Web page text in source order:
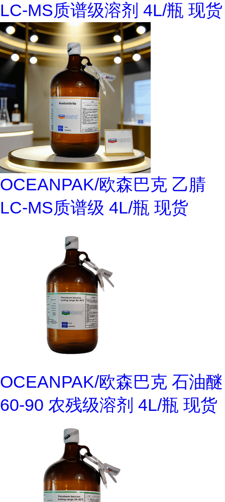
LC-MS质谱级溶剂 4L/瓶 现货
OCEANPAK/欧森巴克 乙腈
LC-MS质谱级 4L/瓶 现货
OCEANPAK/欧森巴克 石油醚
60-90 农残级溶剂 4L/瓶 现货